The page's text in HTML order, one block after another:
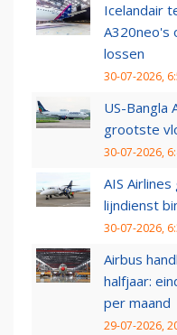
Icelandair
A320neo's
lossen
30-07-2026,
US-Bangla
grootste
30-07-2026,
AIS
lijndienst
30-07-2026,
Airbus
halfjaar:
per maand
29-07-2026,